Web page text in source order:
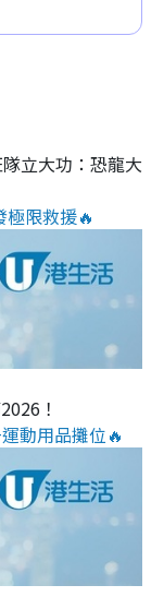
立大功：恐龍大
限救援🔥
！
動用品攤位🔥